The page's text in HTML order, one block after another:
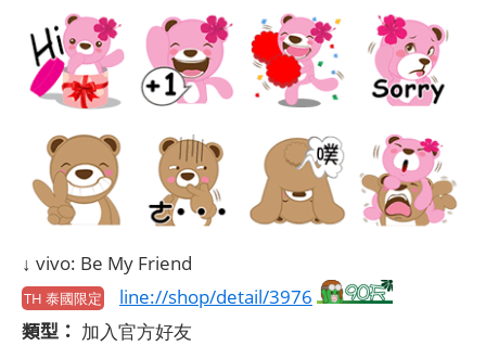
↓ vivo: Be My Friend
TH 泰國限定 line://shop/detail/3976
類型： 加入官方好友